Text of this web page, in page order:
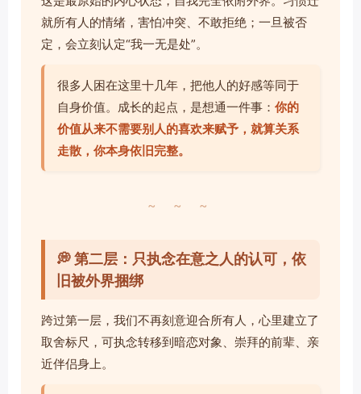
就所有人的情绪，害怕冲突、不敢拒绝；一旦被否
定，会立刻认定“我一无是处”。
很多人困在这里十几年，把他人的好感等同于
自身价值。成长的起点，是想通一件事： 你的
价值从来不需要别人的喜欢来赋予，就算关系
走散，你本身依旧完整。
~ ~ ~
💭 第二层：只执念在意之人的认可，依
旧被外界捆绑
跨过第一层，我们不再刻意迎合所有人，心里建立了
取舍标尺，可执念转移到暗恋对象、崇拜的前辈、亲
近伴侣身上。